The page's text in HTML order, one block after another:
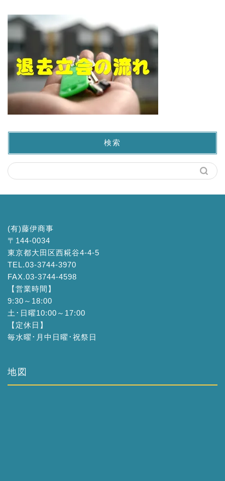
検索
(有)藤伊商事
〒144-0034
東京都大田区西糀谷4-4-5
TEL.03-3744-3970
FAX.03-3744-4598
【営業時間】
9:30～18:00
土･日曜10:00～17:00
【定休日】
毎水曜･月中日曜･祝祭日
地図